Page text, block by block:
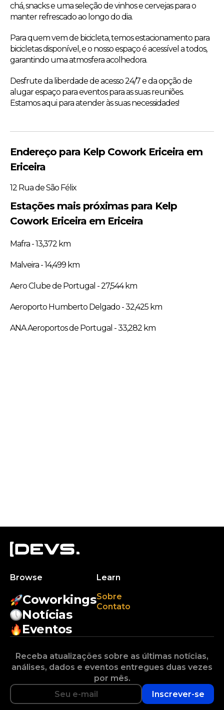
chá, snacks e uma seleção de vinhos e cervejas para o
manter refrescado ao longo do dia.
Para quem vem de bicicleta, temos estacionamento para
bicicletas disponível, e o nosso espaço é acessível a todos,
garantindo uma atmosfera acolhedora.
Desfrute da liberdade de acesso 24/7 e da opção de
alugar espaço para eventos para as suas reuniões.
Estamos aqui para atender às suas necessidades!
Endereço para Kelp Cowork Ericeira em
Ericeira
12 Rua de São Félix
Estações mais próximas para Kelp
Cowork Ericeira em Ericeira
Mafra - 13,372 km
Malveira - 14,499 km
Aero Clube de Portugal - 27,544 km
Aeroporto Humberto Delgado - 32,425 km
ANA Aeroportos de Portugal - 33,282 km
Browse
Coworkings
Notícias
Eventos
Learn
Sobre
Contato
Receba atualizações sobre as últimas notícias,
análises, dados e eventos entregues duas vezes
por mês.
Inscrever-se